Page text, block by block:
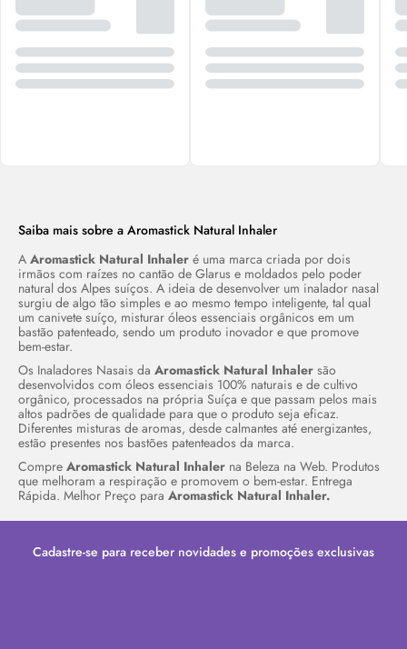
Saiba mais sobre a Aromastick Natural Inhaler
A Aromastick Natural Inhaleré uma marca criada por dois
irmãos com raízes no cantão de Glarus e moldados pelo poder
natural dos Alpes suíços. A ideia de desenvolver um inalador nasal
surgiu de algo tão simples e ao mesmo tempo inteligente, tal qual
um canivete suíço, misturar óleos essenciais orgânicos em um
bastão patenteado, sendo um produto inovador e que promove
bem-estar.
Os Inaladores Nasais daAromastick Natural Inhalersão
desenvolvidos com óleos essenciais 100% naturais e de cultivo
orgânico, processados na própria Suíça e que passam pelos mais
altos padrões de qualidade para que o produto seja eficaz.
Diferentes misturas de aromas, desde calmantes até energizantes,
estão presentes nos bastões patenteados da marca.
CompreAromastick Natural Inhaler na Beleza na Web. Produtos
que melhoram a respiração e promovem o bem-estar. Entrega
Rápida. Melhor Preço paraAromastick Natural Inhaler.
Cadastre-se para receber novidades e promoções exclusivas